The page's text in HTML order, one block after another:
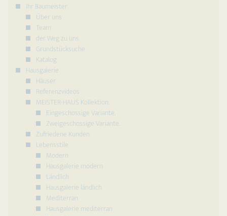
Ihr Baumeister
Über uns
Team
der Weg zu uns
Grundstücksuche
Katalog
Hausgalerie
Häuser
Referenzvideos
MEISTER-HAUS Kollektion.
Eingeschossige Variante.
Zweigeschossige Variante.
Zufriedene Kunden
Lebensstile
Modern
Hausgalerie modern
Ländlich
Hausgalerie ländlich
Mediterran
Hausgalerie mediterran